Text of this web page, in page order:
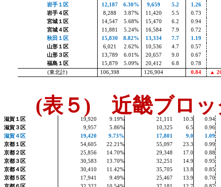
岩手１区
12,187 6.30% 9,659 5.2
1.26
岩手４区
8,288 3.87% 11,420 5.5
0.73
宮城１区
14,547 5.68% 15,470 6.2
0.94
宮城４区
11,881 5.24% 16,584 7.9
0.72
秋田１区
15,830 8.82% 13,334 7.7
1.19
山形１区
6,021 2.62% 10,536 4.7
0.57
山形３区
13,789 6.01% 20,657 9.0
0.67
福島１区
15,879 5.09% 20,412 6.8
0.78
(東北計) 106,398 126,904 0.84 ▲
(表５) 近畿ブロッ
滋賀１区 19,920 9.19% 21,111 10.3
0.94
滋賀３区
9,957 5.86% 10,325 6.5
0.96
滋賀４区
19,420 9.73% 17,801 9.0
1.09
京都１区
54,605 22.21% 55,097 23.3
0.99
京都２区
25,856 14.70% 29,348 17.0
0.88
京都３区
30,583 13.70% 32,251 14.9
0.95
京都４区
30,410 11.42% 35,705 13.8
0.85
京都５区
17,941 9.49% 25,467 13.9
0.70